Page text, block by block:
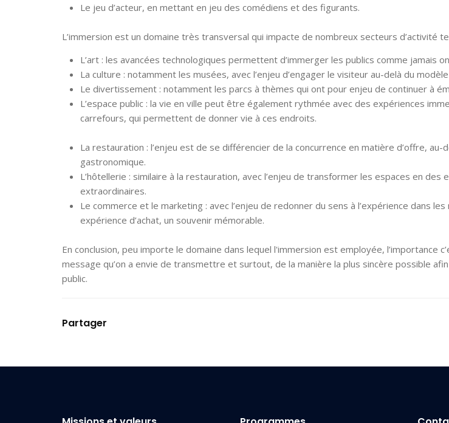
Le jeu d’acteur, en mettant en jeu des comédiens et des figurants.
L’immersion est un domaine très transversal qui impacte de nombreux secteurs d’activité
L’art : les avancées technologiques permettent d’immerger les publics comme jamais
La culture : notamment les musées, avec l’enjeu d’engager le visiteur au-delà du
Le divertissement : notamment les parcs à thèmes qui ont pour enjeu de continuer à
L’espace public : la vie en ville peut être également rythmée avec des expériences
carrefours, qui permettent de donner vie à ces endroits.
La restauration : l’enjeu est de se différencier de la concurrence en matière d’offre, au-
gastronomique.
L’hôtellerie : similaire à la restauration, avec l’enjeu de transformer les espaces en des
extraordinaires.
Le commerce et le marketing : avec l’enjeu de redonner du sens à l’expérience dans les
expérience d’achat, un souvenir mémorable.
En conclusion, peu importe le domaine dans lequel l'immersion est employée, l’importance
message qu’on a envie de transmettre et surtout, de la manière la plus sincère possible
public.
Partager